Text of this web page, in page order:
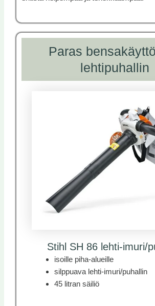
Paras
lehtipuhallin
Stihl SH 86 lehti-imuri/
isoille piha-alueille
silppuava lehti-imuri/puhallin
45 litran säiliö